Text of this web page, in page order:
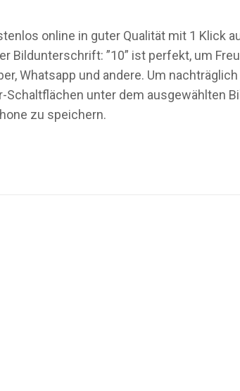
online in guter Qualität mit 1 Klick
”10” ist perfekt, um
Whatsapp und andere. Um
unter dem ausgewählten
zu speichern.